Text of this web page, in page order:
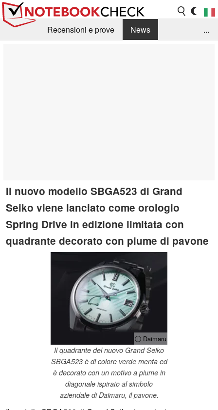
Recensioni e prove
News
...
Il nuovo modello SBGA523 di Grand
Seiko viene lanciato come orologio
Spring Drive in edizione limitata con
quadrante decorato con piume di pavone
ⓘ Daimaru
Il quadrante del nuovo Grand Seiko
SBGA523 è di colore verde menta ed
è decorato con un motivo a piume in
diagonale ispirato al simbolo
aziendale di Daimaru, il pavone.